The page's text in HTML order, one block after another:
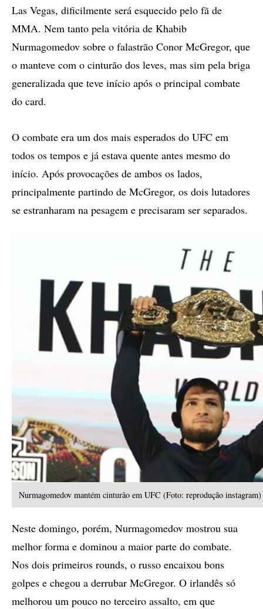
Las Vegas, dificilmente será esquecido pelo fã de
MMA. Nem tanto pela vitória de Khabib
Nurmagomedov sobre o falastrão Conor McGregor, que
o manteve com o cinturão dos leves, mas sim pela briga
generalizada que teve início após o principal combate
do card.
O combate era um dos mais esperados do UFC em
todos os tempos e já estava quente antes mesmo do
início. Após provocações de ambos os lados,
principalmente partindo de McGregor, os dois lutadores
se estranharam na pesagem e precisaram ser separados.
Nurmagomedov mantém cinturão em UFC (Foto: reprodução instagram)
Neste domingo, porém, Nurmagomedov mostrou sua
melhor forma e dominou a maior parte do combate.
Nos dois primeiros rounds, o russo encaixou bons
golpes e chegou a derrubar McGregor. O irlandês só
melhorou um pouco no terceiro assalto, em que